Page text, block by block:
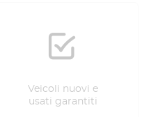
Veicoli nuovi e
usati garantiti